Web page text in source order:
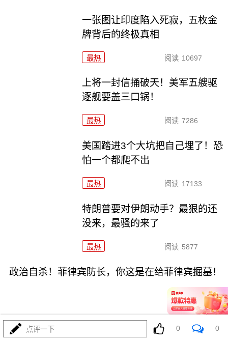
一张图让印度陷入死寂，五枚金
牌背后的终极真相
最热 阅读 10697
上将一封信捅破天！美军五艘驱
逐舰要盖三口锅！
最热 阅读 7286
美国踏进3个大坑把自己埋了！恐
怕一个都爬不出
最热 阅读 17133
特朗普要对伊朗动手？最狠的还
没来，最骚的来了
最热 阅读 5877
政治自杀！菲律宾防长，你这是在给菲律宾掘墓！
点评一下 0 0